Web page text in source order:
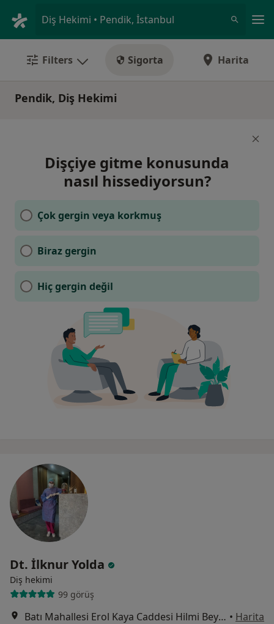
Diş Hekimi • Pendik, İstanbul
Filters Sigorta Harita
Pendik, Diş Hekimi
Dişçiye gitme konusunda
nasıl hissediyorsun?
Çok gergin veya korkmuş
Biraz gergin
Hiç gergin değil
Dt. İlknur Yolda
Diş hekimi
99 görüş
Batı Mahallesi Erol Kaya Caddesi Hilmi Bey Apt No:48/A Pendik İstanbul, İstanbul • Harita